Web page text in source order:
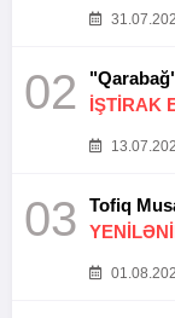
02
İŞTİRAK
03